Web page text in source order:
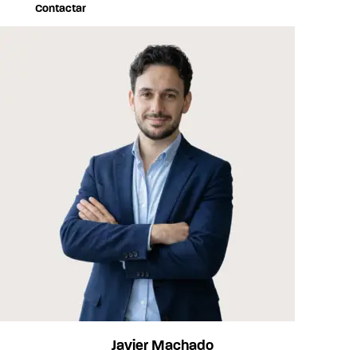
Contactar
Javier Machado